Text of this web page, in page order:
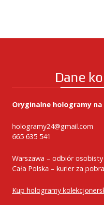
Dane
Oryginalne hologramy na
hologramy24@gmail.com
665 635 541
Warszawa – odbiór
Cała Polska – kurier za
Kup hologramy